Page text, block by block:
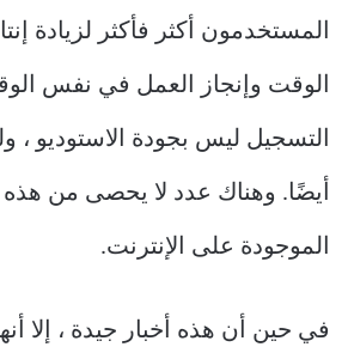
المستخدمون أكثر فأكثر لزيادة
الوقت وإنجاز العمل في نفس
التسجيل ليس بجودة الاستوديو ،
أيضًا. وهناك عدد لا يحصى من هذه
الموجودة على الإنترنت.
في حين أن هذه أخبار جيدة ، إلا